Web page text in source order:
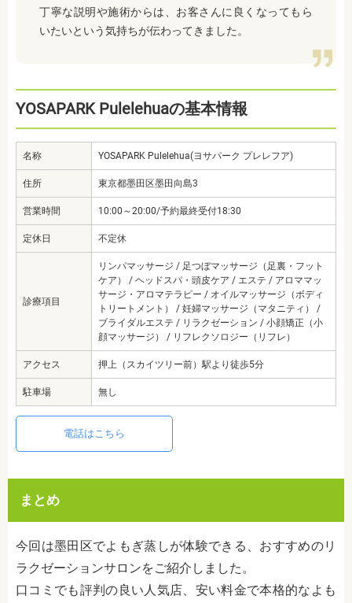
丁寧な説明や施術からは、お客さんに良くなってもら
いたいという気持ちが伝わってきました。
YOSAPARK Pulelehuaの基本情報
名称 YOSAPARK Pulelehua(ヨサパーク プレレフア)
住所 東京都墨田区墨田向島3
営業時間 10:00～20:00/予約最終受付18:30
定休日 不定休
診療項目
リンパマッサージ / 足つぼマッサージ（足裏・フット
ケア） / ヘッドスパ・頭皮ケア / エステ / アロママッ
サージ・アロマテラピー / オイルマッサージ（ボディ
トリートメント） / 妊婦マッサージ（マタニティ） /
ブライダルエステ / リラクゼーション / 小顔矯正（小
顔マッサージ） / リフレクソロジー（リフレ）
アクセス 押上（スカイツリー前）駅より徒歩5分
駐車場 無し
電話はこちら
まとめ
今回は墨田区でよもぎ蒸しが体験できる、おすすめのリ
ラクゼーションサロンをご紹介しました。
口コミでも評判の良い人気店、安い料金で本格的なよも